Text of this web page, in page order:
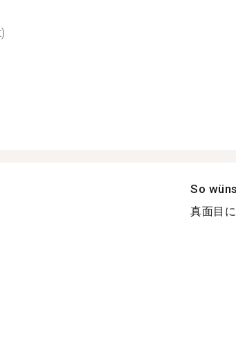
So
真面目